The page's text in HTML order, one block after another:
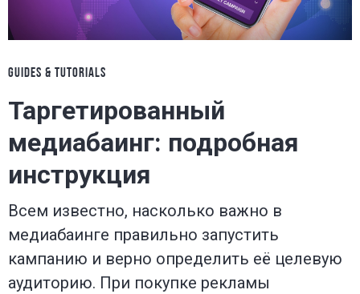
GUIDES & TUTORIALS
Таргетированный
медиабаинг: подробная
инструкция
Всем известно, насколько важно в
медиабаинге правильно запустить
кампанию и верно определить её целевую
аудиторию. При покупке рекламы